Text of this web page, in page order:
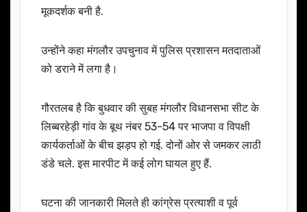
मूकदर्शक बनी है.
उन्होंने कहा मंगलौर उपचुनाव में पुलिस प्रशासन मतदाताओं
को डराने में लगा है।
गौरतलब है कि बुधवार की सुबह मंगलौर विधानसभा सीट के
लिब्बरहेड़ी गांव के बूथ नंबर 53-54 पर भाजपा व विपक्षी
कार्यकर्ताओं के बीच झड़प हो गई. दोनों ओर से जमकर लाठी
डंडे चले. इस मारपीट में कई लोग घायल हुए हैं.
घटना की जानकारी मिलते ही कांग्रेस प्रत्याशी व पूर्व